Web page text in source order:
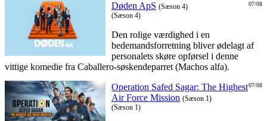
07/08
Døden ApS (Sæson 4)
(Sæson 4)
Den rolige værdighed i en
bedemandsforretning bliver ødelagt af
personalets skøre opførsel i denne
vittige komedie fra Caballero-søskendeparret (Machos alfa).
07/08
Operation Safed Sagar: The Highest
Air Force Mission (Sæson 1)
(Sæson 1)